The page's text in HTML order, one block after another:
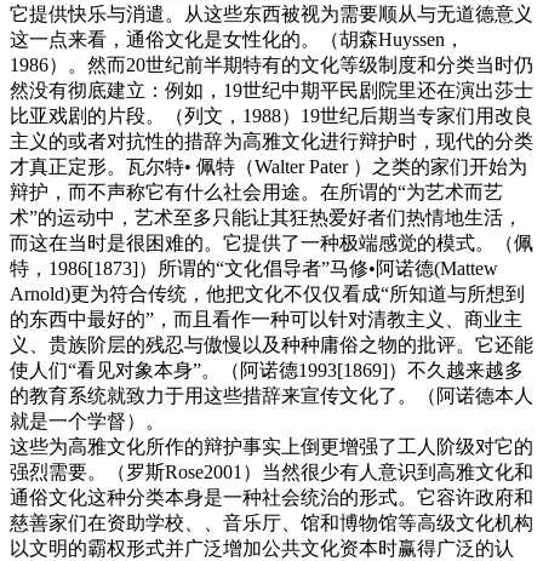
它提供快乐与消遣。从这些东西被视为需要顺从与无道德意义
这一点来看，通俗文化是女性化的。（胡森Huyssen，
1986）。然而20世纪前半期特有的文化等级制度和分类当时仍
然没有彻底建立：例如，19世纪中期平民剧院里还在演出莎士
比亚戏剧的片段。（列文，1988）19世纪后期当专家们用改良
主义的或者对抗性的措辞为高雅文化进行辩护时，现代的分类
才真正定形。瓦尔特• 佩特（Walter Pater ）之类的家们开始为
辩护，而不声称它有什么社会用途。在所谓的“为艺术而艺
术”的运动中，艺术至多只能让其狂热爱好者们热情地生活，
而这在当时是很困难的。它提供了一种极端感觉的模式。（佩
特，1986[1873]）所谓的“文化倡导者”马修•阿诺德(Mattew
Arnold)更为符合传统，他把文化不仅仅看成“所知道与所想到
的东西中最好的”，而且看作一种可以针对清教主义、商业主
义、贵族阶层的残忍与傲慢以及种种庸俗之物的批评。它还能
使人们“看见对象本身”。（阿诺德1993[1869]）不久越来越多
的教育系统就致力于用这些措辞来宣传文化了。（阿诺德本人
就是一个学督）。
这些为高雅文化所作的辩护事实上倒更增强了工人阶级对它的
强烈需要。（罗斯Rose2001）当然很少有人意识到高雅文化和
通俗文化这种分类本身是一种社会统治的形式。它容许政府和
慈善家们在资助学校、、音乐厅、馆和博物馆等高级文化机构
以文明的霸权形式并广泛增加公共文化资本时赢得广泛的认